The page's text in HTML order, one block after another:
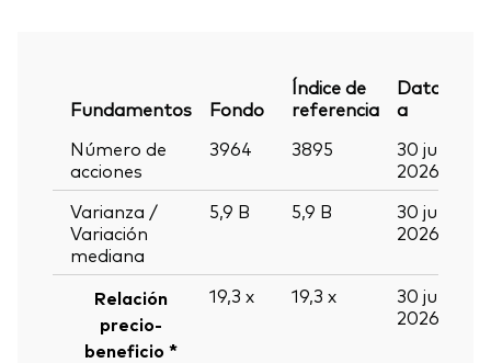
Fundamentos Fondo
Índice de
referencia
Datos
a
Número de
acciones
3964 3895
30 jun
2026
Varianza /
Variación
mediana
5,9 B 5,9 B
30 jun
2026
Relación
precio-
beneficio *
19,3 x 19,3 x
30 jun
2026